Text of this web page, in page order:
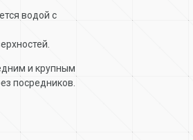
водой с
и крупным
посредников.